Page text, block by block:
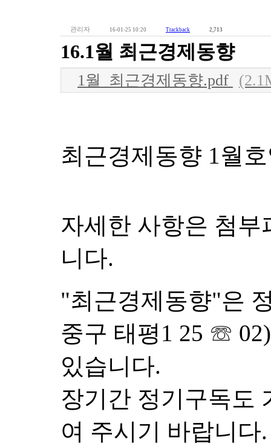
관리자 16-01-25 10:20 Trackback 2,713
16.1월 최근경제동향
1월_최근경제동향.pdf
최근경제동향 1월
자세한 사항은 첨
니다.
"최근경제동향"은
중구 태평1 25 ☏
있습니다.
장기간 정기구독도
여 주시기 바랍니다.